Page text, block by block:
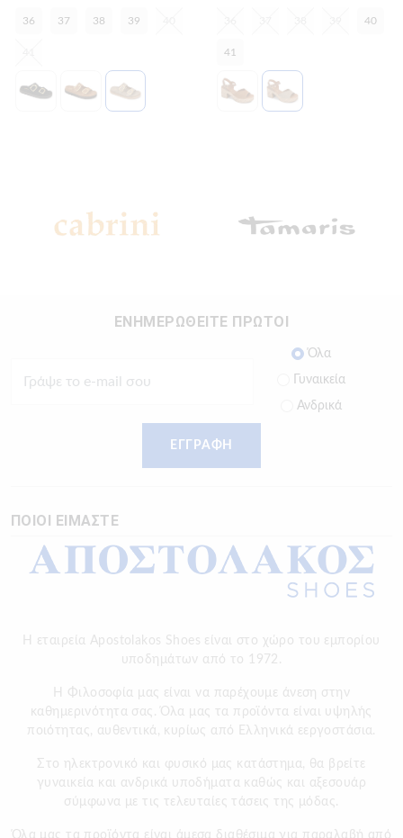
36 37 38 39 40
41
ΕΝΗΜΕΡΩΘΕΙΤΕ ΠΡΩΤΟΙ
Όλα
Γυναικεία
Ανδρικά
ΕΓΓΡΑΦΗ
ΠΟΙΟΙ ΕΙΜΑΣΤΕ
Η εταιρεία Apostolakos Shoes είναι στο χώρο του εμπορίου
υποδημάτων από το 1972.
H Φιλοσοφία μας είναι να παρέχουμε άνεση στην
καθημερινότητα σας. Όλα μας τα προϊόντα είναι υψηλής
ποιότητας, αυθεντικά, κυρίως από Ελληνικά εεργοστάσια.
Στο ηλεκτρονικό και φυσικό μας κατάστημα, θα βρείτε
γυναικεία και ανδρικά υποδήματα καθώς και αξεσουάρ
σύμφωνα με τις τελευταίες τάσεις της μόδας.
Όλα μας τα προϊόντα είναι άμεσα διαθέσιμα για παραλαβή από